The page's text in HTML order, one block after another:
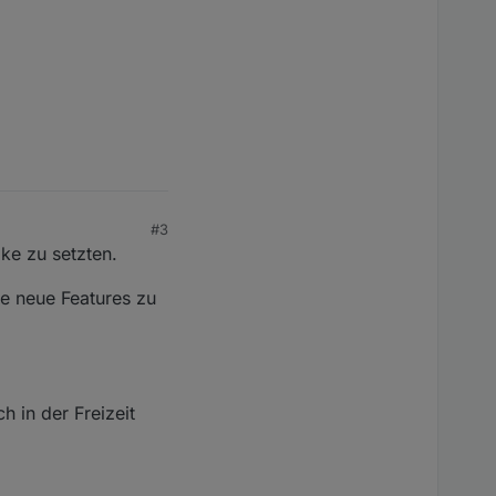
#3
zu setzten.
neue Features zu
in der Freizeit